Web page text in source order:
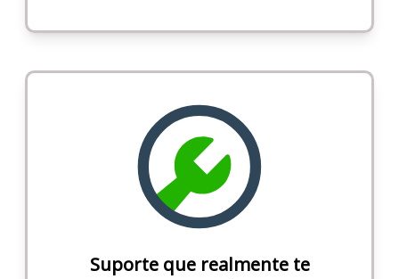
Suporte que realmente te